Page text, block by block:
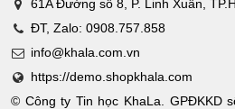
61A Đường số 8, P. Linh Xuân,
ĐT, Zalo: 0908.757.858
info@khala.com.vn
https://demo.shopkhala.com
© Công ty Tin học KhaLa. GPĐKKD